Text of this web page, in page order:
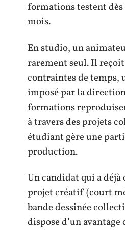
formations testent
mois.
En studio, un
rarement seul. Il
contraintes de temps,
imposé par la
formations
à travers des projets
étudiant gère une
production.
Un candidat qui a
projet créatif (court
bande dessinée
dispose d’un avantage